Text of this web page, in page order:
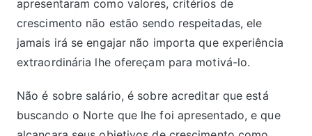
apresentaram como valores, critérios de
crescimento não estão sendo respeitadas, ele
jamais irá se engajar não importa que experiência
extraordinária lhe ofereçam para motivá-lo.
Não é sobre salário, é sobre acreditar que está
buscando o Norte que lhe foi apresentado, e que